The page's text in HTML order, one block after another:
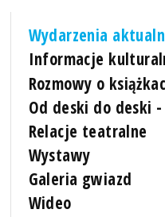
Wydarzenia
Informacje
Rozmowy o
Od deski do deski
Relacje teatralne
Wystawy
Galeria gwiazd
Wideo